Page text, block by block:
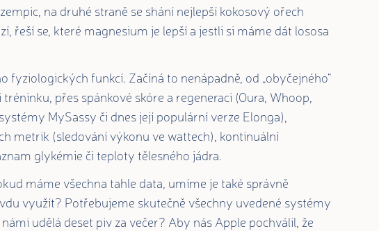
na druhé straně se shání nejlepší kokosový ořech
řeší se, které magnesium je lepší a jestli si máme dát lososa
fyziologických funkcí. Začíná to nenápadně, od „obyčejného“
přes spánkové skóre a regeneraci (Oura, Whoop,
MySassy či dnes její populární verze Elonga),
metrik (sledování výkonu ve wattech), kontinuální
glykémie či teploty tělesného jádra.
máme všechna tahle data, umíme je také správně
využít? Potřebujeme skutečně všechny uvedené systémy
udělá deset piv za večer? Aby nás Apple pochválil, že